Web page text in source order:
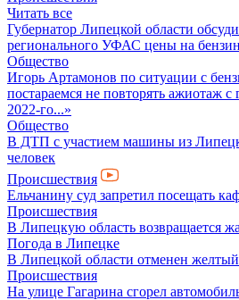
Читать все
Губернатор Липецкой области
регионального УФАС цены на бензин
Общество
Игорь Артамонов по ситуации с
постараемся не повторять ажиотаж с
2022-го...»
Общество
В ДТП с участием машины из
человек
Происшествия
Ельчанину суд запретил посещать
Происшествия
В Липецкую область возвращается
Погода в Липецке
В Липецкой области отменен
Происшествия
На улице Гагарина сгорел